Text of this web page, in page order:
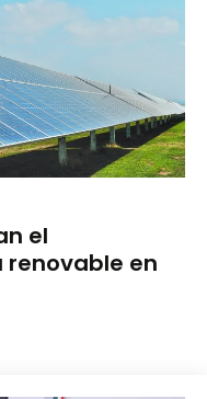
el
en